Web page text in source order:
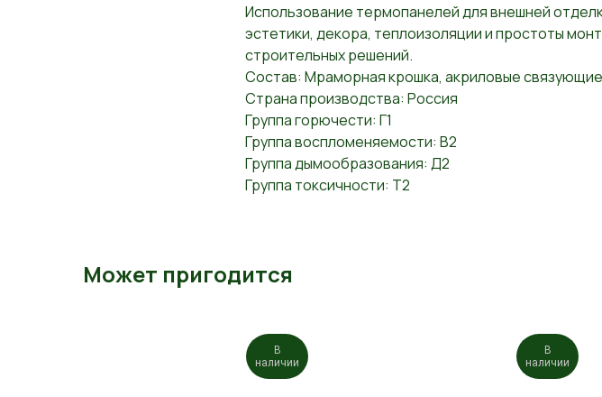
Использование термопанелей для внешней
эстетики, декора, теплоизоляции и простоты
строительных решений.
Состав: Мраморная крошка, акриловые
Страна производства: Россия
Группа горючести: Г1
Группа воспломеняемости: В2
Группа дымообразования: Д2
Группа токсичности: Т2
Может пригодится
В
наличии
В
наличии